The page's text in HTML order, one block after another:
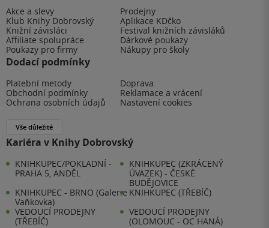
Akce a slevy
Prodejny
Klub Knihy Dobrovský
Aplikace KDčko
Knižní závisláci
Festival knižních závisláků
Affiliate spolupráce
Dárkové poukazy
Poukazy pro firmy
Nákupy pro školy
Dodací podmínky
Platební metody
Doprava
Obchodní podmínky
Reklamace a vrácení
Ochrana osobních údajů
Nastavení cookies
Vše důležité
Kariéra v Knihy Dobrovský
KNIHKUPEC/POKLADNÍ -
PRAHA 5, ANDĚL
KNIHKUPEC (ZKRÁCENÝ
ÚVAZEK) - ČESKÉ
BUDĚJOVICE
KNIHKUPEC - BRNO (Galerie
Vaňkovka)
KNIHKUPEC (TŘEBÍČ)
VEDOUCÍ PRODEJNY
(TŘEBÍČ)
VEDOUCÍ PRODEJNY
(OLOMOUC - OC HANÁ)